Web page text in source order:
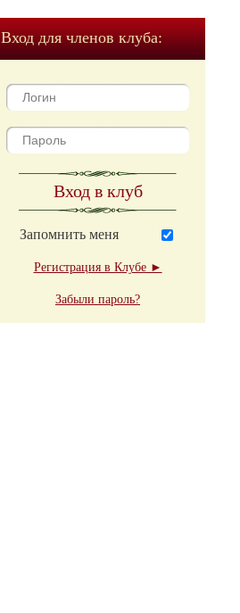
Вход для членов клуба:
Вход в клуб
Запомнить меня
Регистрация в Клубе ►
Забыли пароль?